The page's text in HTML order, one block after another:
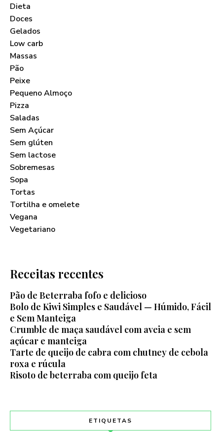
Dieta
Doces
Gelados
Low carb
Massas
Pão
Peixe
Pequeno Almoço
Pizza
Saladas
Sem Açúcar
Sem glúten
Sem lactose
Sobremesas
Sopa
Tortas
Tortilha e omelete
Vegana
Vegetariano
Receitas recentes
Pão de Beterraba fofo e delicioso
Bolo de Kiwi Simples e Saudável — Húmido, Fácil
e Sem Manteiga
Crumble de maça saudável com aveia e sem
açúcar e manteiga
Tarte de queijo de cabra com chutney de cebola
roxa e rúcula
Risoto de beterraba com queijo feta
ETIQUETAS